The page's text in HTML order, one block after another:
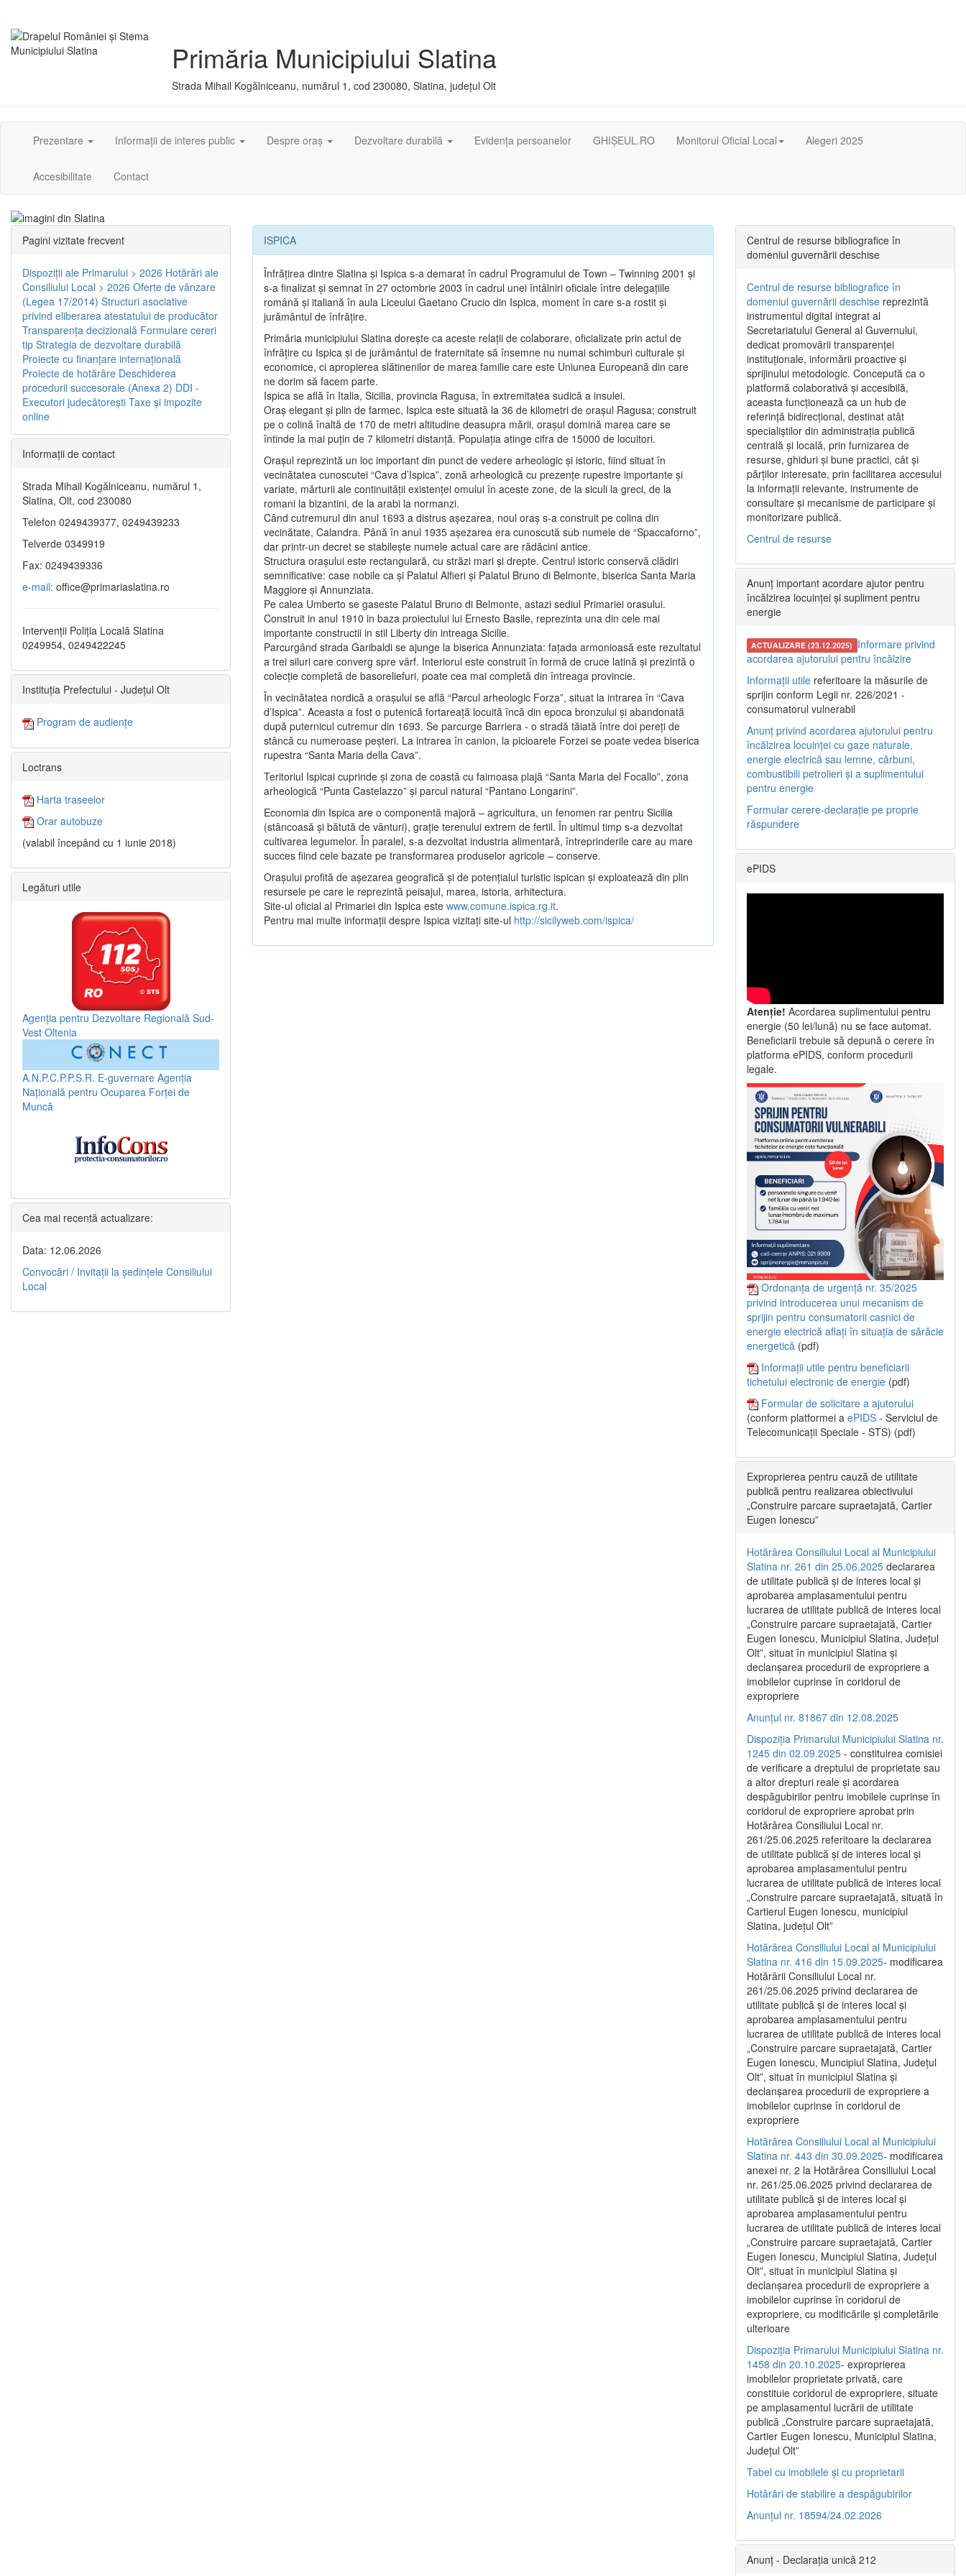
Primăria Municipiului Slatina
Strada Mihail Kogălniceanu, numărul 1, cod 230080, Slatina, județul Olt
Prezentare Informații de interes public Despre oraș Dezvoltare durabilă Evidența persoanelor GHIȘEUL.RO Monitorul Oficial Local Alegeri 2025
Accesibilitate Contact
ISPICA
Înfrăţirea dintre Slatina şi Ispica s-a demarat în cadrul Programului de Town – Twinning 2001 şi
s-a finalizat şi semnat în 27 octombrie 2003 în cadrul unei întâlniri oficiale între delegaţiile
română şi italiană în aula Liceului Gaetano Crucio din Ispica, moment în care s-a rostit şi
jurământul de înfrăţire.
Primăria municipiului Slatina doreşte ca aceste relaţii de colaborare, oficializate prin actul de
înfrăţire cu Ispica şi de jurământul de fraternitate să însemne nu numai schimburi culturale şi
economice, ci apropierea slătinenilor de marea familie care este Uniunea Europeană din care
ne dorim să facem parte.
Ispica se află în Italia, Sicilia, provincia Ragusa, în extremitatea sudică a insulei.
Oraş elegant şi plin de farmec, Ispica este situată la 36 de kilometri de oraşul Ragusa; construit
pe o colină înaltă de 170 de metri altitudine deasupra mării, oraşul domină marea care se
întinde la mai puţin de 7 kilometri distanţă. Populaţia atinge cifra de 15000 de locuitori.
Oraşul reprezintă un loc important din punct de vedere arheologic şi istoric, fiind situat în
vecinătatea cunoscutei “Cava d’Ispica”, zonă arheologică cu prezenţe rupestre importante şi
variate, mărturii ale continuităţii existenţei omului în aceste zone, de la siculi la greci, de la
romani la bizantini, de la arabi la normanzi.
Când cutremurul din anul 1693 a distrus aşezarea, noul oraş s-a construit pe colina din
vecinătate, Calandra. Până în anul 1935 aşezarea era cunoscută sub numele de “Spaccaforno”,
dar printr-un decret se stabileşte numele actual care are rădăcini antice.
Structura oraşului este rectangulară, cu străzi mari şi drepte. Centrul istoric conservă clădiri
semnificative: case nobile ca şi Palatul Alfieri şi Palatul Bruno di Belmonte, biserica Santa Maria
Maggiore şi Annunziata.
Pe calea Umberto se gaseste Palatul Bruno di Belmonte, astazi sediul Primariei orasului.
Construit in anul 1910 in baza proiectului lui Ernesto Basile, reprezinta una din cele mai
importante constructii in stil Liberty din intreaga Sicilie.
Parcurgând strada Garibaldi se ajunge la biserica Annunziata: faţada armonioasă este rezultatul
a trei siluri care converg spre vârf. Interiorul este construit în formă de cruce latină şi prezintă o
colecţie completă de basoreliefuri, poate cea mai completă din întreaga provincie.
În vecinătatea nordică a oraşului se află “Parcul arheologic Forza”, situat la intrarea în “Cava
d’Ispica”. Aceasta a fost o putenică fortareaţă locuită încă din epoca bronzului şi abandonată
după puternicul cutremur din 1693. Se parcurge Barriera - o stradă tăiată între doi pereţi de
stâncă cu numeroase peşteri. La intrarea în canion, la picioarele Forzei se poate vedea biserica
rupestra “Santa Maria della Cava”.
Teritoriul Ispicai cuprinde şi zona de coastă cu faimoasa plajă “Santa Maria del Focallo”, zona
arheologică “Punta Castelazzo” şi parcul natural “Pantano Longarini”.
Economia din Ispica are o componentă majoră – agricultura, un fenomen rar pentru Sicilia
(stâncoasă şi bătută de vânturi), graţie terenului extrem de fertil. În ultimul timp s-a dezvoltat
cultivarea legumelor. În paralel, s-a dezvoltat industria alimentară, întreprinderile care au mare
succes fiind cele bazate pe transformarea produselor agricole – conserve.
Oraşului profită de aşezarea geografică şi de potenţialul turistic ispican şi exploatează din plin
resursele pe care le reprezintă peisajul, marea, istoria, arhitectura.
Site-ul oficial al Primariei din Ispica este www.comune.ispica.rg.it.
Pentru mai multe informaţii despre Ispica vizitaţi site-ul http://sicilyweb.com/ispica/
Pagini vizitate frecvent
Dispoziţii ale Primarului > 2026 Hotărâri ale
Consiliului Local > 2026 Oferte de vânzare
(Legea 17/2014) Structuri asociative
privind eliberarea atestatului de producător
Transparenţa decizională Formulare cereri
tip Strategia de dezvoltare durabilă
Proiecte cu finanţare internaţională
Proiecte de hotărâre Deschiderea
procedurii succesorale (Anexa 2) DDI -
Executori judecătorești Taxe şi impozite
online
Informaţii de contact
Strada Mihail Kogălniceanu, numărul 1,
Slatina, Olt, cod 230080
Telefon 0249439377, 0249439233
Telverde 0349919
Fax: 0249439336
e-mail: office@primariaslatina.ro
Intervenții Poliția Locală Slatina
0249954, 0249422245
Instituția Prefectului - Județul Olt
Program de audiențe
Loctrans
Harta traseelor
Orar autobuze
(valabil începând cu 1 iunie 2018)
Legături utile
Agenția pentru Dezvoltare Regională Sud-
Vest Oltenia
A.N.P.C.P.P.S.R. E-guvernare Agenția
Națională pentru Ocuparea Forței de
Muncă
Cea mai recentă actualizare:
Data: 12.06.2026
Convocări / Invitaţii la şedinţele Consiliului
Local
Centrul de resurse bibliografice în
domeniul guvernării deschise
Centrul de resurse bibliografice în
domeniul guvernării deschise reprezintă
instrumentul digital integrat al
Secretariatului General al Guvernului,
dedicat promovării transparenței
instituționale, informării proactive și
sprijinului metodologic. Concepută ca o
platformă colaborativă și accesibilă,
aceasta funcționează ca un hub de
referință bidirecțional, destinat atât
specialiștilor din administrația publică
centrală și locală, prin furnizarea de
resurse, ghiduri și bune practici, cât și
părților interesate, prin facilitarea accesului
la informații relevante, instrumente de
consultare și mecanisme de participare și
monitorizare publică.
Centrul de resurse
Anunț important acordare ajutor pentru
încălzirea locuinței și supliment pentru
energie
ACTUALIZARE (23.12.2025) Informare privind
acordarea ajutorului pentru încălzire
Informații utile referitoare la măsurile de
sprijin conform Legii nr. 226/2021 -
consumatorul vulnerabil
Anunț privind acordarea ajutorului pentru
încălzirea locuinței cu gaze naturale,
energie electrică sau lemne, cărbuni,
combustibili petrolieri și a suplimentului
pentru energie
Formular cerere-declarație pe proprie
răspundere
ePIDS
Atenție! Acordarea suplimentului pentru
energie (50 lei/lună) nu se face automat.
Beneficiarii trebuie să depună o cerere în
platforma ePIDS, conform procedurii
legale.
Ordonanța de urgență nr. 35/2025
privind introducerea unui mecanism de
sprijin pentru consumatorii casnici de
energie electrică aflați în situația de sărăcie
energetică (pdf)
Informații utile pentru beneficiarii
tichetului electronic de energie (pdf)
Formular de solicitare a ajutorului
(conform platformei a ePIDS - Serviciul de
Telecomunicații Speciale - STS) (pdf)
Exproprierea pentru cauză de utilitate
publică pentru realizarea obiectivului
„Construire parcare supraetajată, Cartier
Eugen Ionescu”
Hotărârea Consiliului Local al Municipiului
Slatina nr. 261 din 25.06.2025 declararea
de utilitate publică și de interes local și
aprobarea amplasamentului pentru
lucrarea de utilitate publică de interes local
„Construire parcare supraetajată, Cartier
Eugen Ionescu, Municipiul Slatina, Județul
Olt”, situat în municipiul Slatina și
declanșarea procedurii de expropriere a
imobilelor cuprinse în coridorul de
expropriere
Anunțul nr. 81867 din 12.08.2025
Dispoziția Primarului Municipiului Slatina nr.
1245 din 02.09.2025 - constituirea comisiei
de verificare a dreptului de proprietate sau
a altor drepturi reale și acordarea
despăgubirilor pentru imobilele cuprinse în
coridorul de expropriere aprobat prin
Hotărârea Consiliului Local nr.
261/25.06.2025 referitoare la declararea
de utilitate publică și de interes local și
aprobarea amplasamentului pentru
lucrarea de utilitate publică de interes local
„Construire parcare supraetajată, situată în
Cartierul Eugen Ionescu, municipiul
Slatina, județul Olt”
Hotărârea Consiliului Local al Municipiului
Slatina nr. 416 din 15.09.2025- modificarea
Hotărârii Consiliului Local nr.
261/25.06.2025 privind declararea de
utilitate publică și de interes local și
aprobarea amplasamentului pentru
lucrarea de utilitate publică de interes local
„Construire parcare supraetajată, Cartier
Eugen Ionescu, Muncipiul Slatina, Județul
Olt”, situat în municipiul Slatina și
declanșarea procedurii de expropriere a
imobilelor cuprinse în coridorul de
expropriere
Hotărârea Consiliului Local al Municipiului
Slatina nr. 443 din 30.09.2025- modificarea
anexei nr. 2 la Hotărârea Consiliului Local
nr. 261/25.06.2025 privind declararea de
utilitate publică şi de interes local şi
aprobarea amplasamentului pentru
lucrarea de utilitate publică de interes local
„Construire parcare supraetajată, Cartier
Eugen Ionescu, Muncipiul Slatina, Judeţul
Olt”, situat în municipiul Slatina şi
declanşarea procedurii de expropriere a
imobilelor cuprinse în coridorul de
expropriere, cu modificările şi completările
ulterioare
Dispoziția Primarului Municipiului Slatina nr.
1458 din 20.10.2025- exproprierea
imobilelor proprietate privată, care
constituie coridorul de expropriere, situate
pe amplasamentul lucrării de utilitate
publică „Construire parcare supraetajată,
Cartier Eugen Ionescu, Municipiul Slatina,
Județul Olt”
Tabel cu imobilele și cu proprietarii
Hotărâri de stabilire a despăgubirilor
Anunțul nr. 18594/24.02.2026
Anunț - Declarația unică 212